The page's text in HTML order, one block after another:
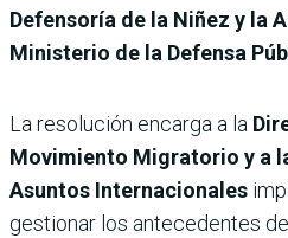
Defensoría de la Niñez y la
Ministerio de la Defensa
La resolución encarga a la
Movimiento Migratorio y a
Asuntos Internacionales
gestionar los antecedentes